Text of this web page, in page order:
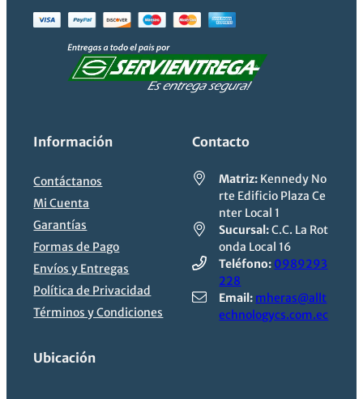
Información
Contáctanos
Mi Cuenta
Garantías
Formas de Pago
Envíos y Entregas
Política de Privacidad
Términos y Condiciones
Contacto
Matriz: Kennedy No
rte Edificio Plaza Ce
nter Local 1
Sucursal:C.C. La Rot
onda Local 16
Teléfono: 0989293
228
Email: mheras@allt
echnologycs.com.ec
Ubicación